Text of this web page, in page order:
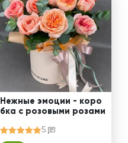
Нежные эмоции - коро
бка с розовыми розами
5